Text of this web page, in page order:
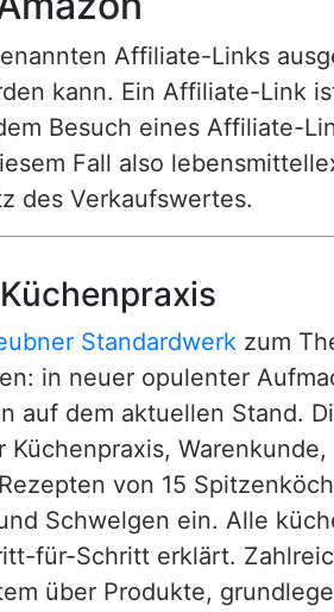
Affiliate-Links
kann. Ein Affiliate-Link
Besuch eines Affiliate-
Fall also
des Verkaufswertes.
Standardwerk zum
in neuer opulenter
auf dem aktuellen Stand.
Küchenpraxis,
von 15
Schwelgen ein. Alle
für-Schritt erklärt.
über Produkte,